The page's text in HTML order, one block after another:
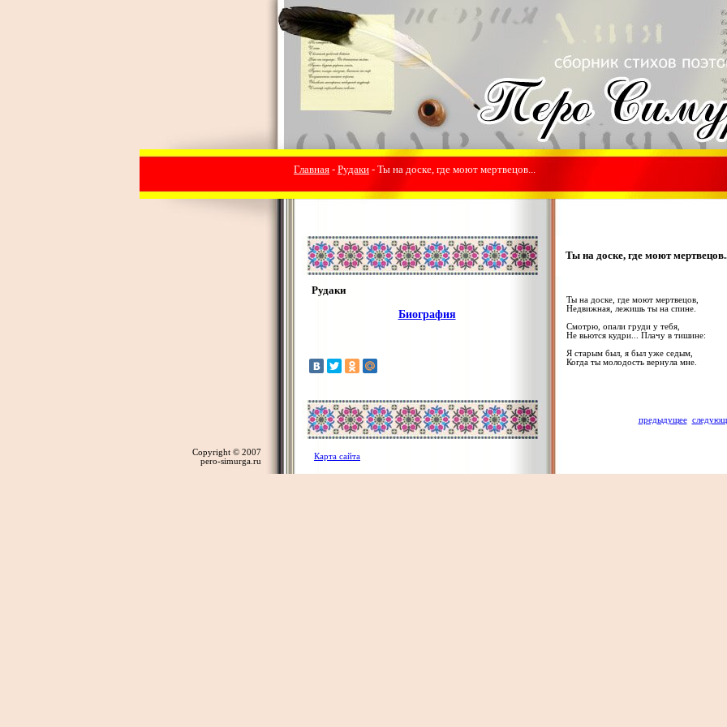
Главная - Рудаки - Ты на доске, где моют мертвецов...
Ты на доске, где моют
Рудаки
Биография
Ты на доске, где моют мертвецов,
Недвижная, лежишь ты на спине.
Смотрю, опали груди у тебя,
Не вьются кудри... Плачу в тишине:
Я старым был, я был уже седым,
Когда ты молодость вернула мне.
предыдущее
Copyright © 2007
pero-simurga.ru
Карта сайта